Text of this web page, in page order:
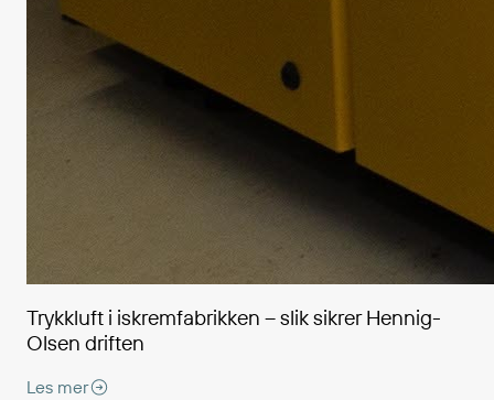
Trykkluft i iskremfabrikken – slik sikrer Hennig-
Olsen driften
Les mer